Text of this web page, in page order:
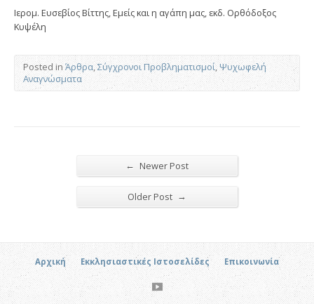
Ιερομ. Ευσεβίος Βίττης, Εμείς και η αγάπη μας, εκδ. Ορθόδοξος
Κυψέλη
Posted in Άρθρα,Σύγχρονοι Προβληματισμοί,Ψυχωφελή
Αναγνώσματα
← Newer Post
Older Post →
Αρχική Εκκλησιαστικές Ιστοσελίδες Επικοινωνία